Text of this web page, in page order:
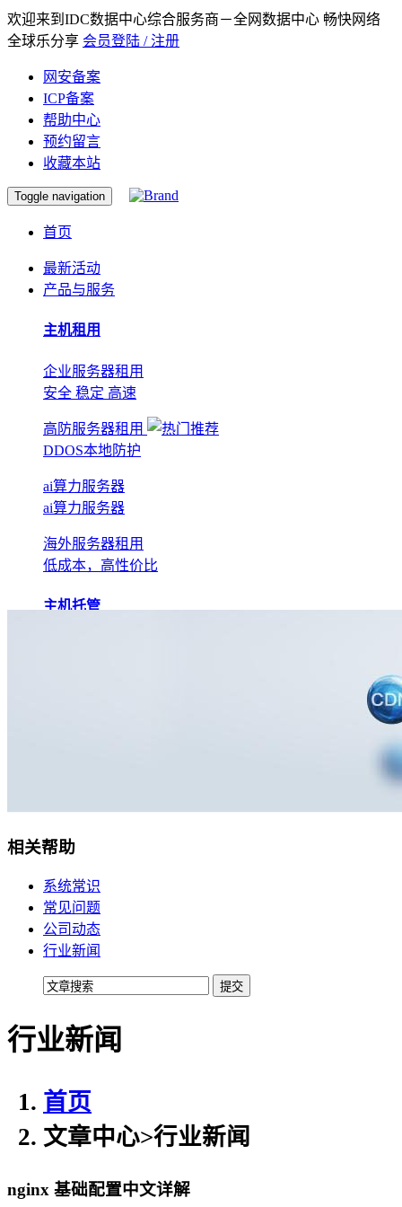
欢迎来到IDC数据中心综合服务商－全网数据中心 畅快网络
全球乐分享 会员登陆 / 注册
网安备案
ICP备案
帮助中心
预约留言
收藏本站
Toggle navigation
首页
最新活动
产品与服务
主机租用
企业服务器租用
安全 稳定 高速
高防服务器租用
DDOS本地防护
ai算力服务器
ai算力服务器
海外服务器租用
低成本，高性价比
主机托管
贴心的服务
机柜租用
BGP机柜租用
自建T4级别数据中心
双线机柜租用
电信机柜租用
电信直营数据中心
移动机柜租用
移动T4级数据中心
企业邮局
相关帮助
系统常识
常见问题
公司动态
行业新闻
行业新闻
首页
文章中心>行业新闻
nginx 基础配置中文详解